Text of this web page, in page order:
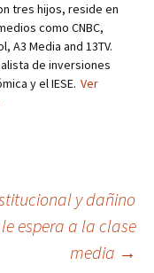
tres hijos, reside en
como CNBC,
A3 Media and 13TV.
de inversiones
y el IESE. Ver
y dañino
espera a la clase
media →